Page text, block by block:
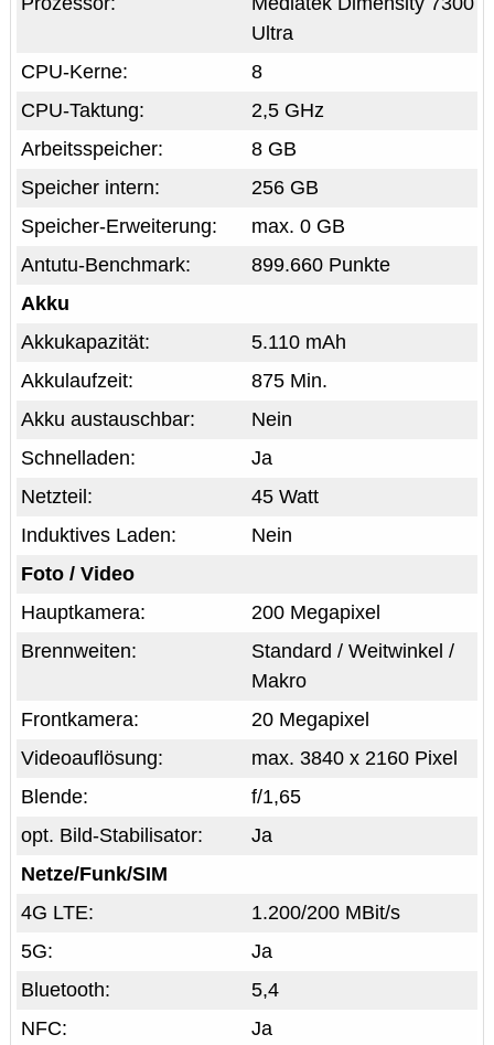
Ultra
8
CPU-Kerne:
2,5 GHz
CPU-Taktung:
8 GB
Arbeitsspeicher:
256 GB
Speicher intern:
max. 0 GB
Speicher-Erweiterung:
899.660 Punkte
Antutu-Benchmark:
Akku
5.110 mAh
Akkukapazität:
875 Min.
Akkulaufzeit:
Nein
Akku austauschbar:
Ja
Schnelladen:
45 Watt
Netzteil:
Nein
Induktives Laden:
Foto / Video
200 Megapixel
Hauptkamera:
Standard / Weitwinkel /
Makro
Brennweiten:
20 Megapixel
Frontkamera:
max. 3840 x 2160 Pixel
Videoauflösung:
f/1,65
Blende:
Ja
opt. Bild-Stabilisator:
Netze/Funk/SIM
1.200/200 MBit/s
4G LTE:
Ja
5G:
5,4
Bluetooth:
Ja
NFC: